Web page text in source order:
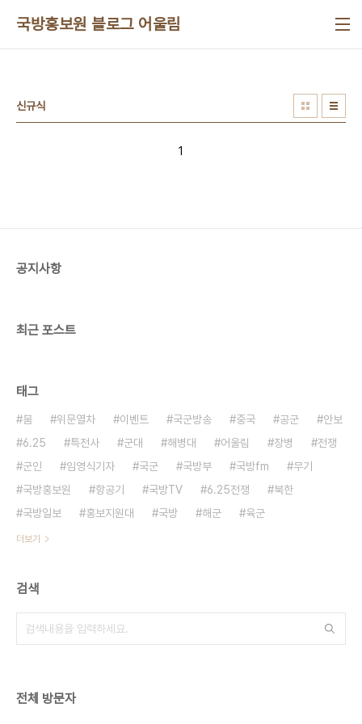
국방홍보원 블로그 어울림
신규식
1
공지사항
최근 포스트
태그
붐 위문열차 이벤트 국군방송 중국 공군
안보
6.25
특전사 군대 해병대 어울림 장병
전쟁
군인
임영식기자 국군 국방부 국방fm
무기
국방홍보원
항공기 국방TV 6.25전쟁
북한
국방일보
홍보지원대 국방 해군 육군
더보기
검색
전체 방문자